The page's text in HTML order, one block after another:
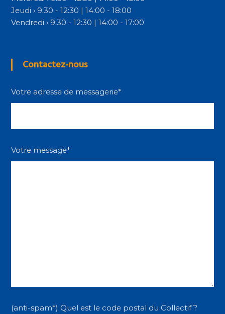
Jeudi › 9:30 - 12:30 | 14:00 - 18:00
Vendredi › 9:30 - 12:30 | 14:00 - 17:00
Contactez-nous
Votre adresse de messagerie*
Votre message*
(anti-spam*) Quel est le code postal du Collectif ?